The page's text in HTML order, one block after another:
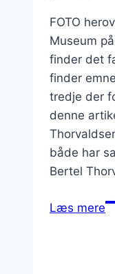
FOTO
Museum
finder det
finder
tredje der
denne
både har
Bertel
Læs mere